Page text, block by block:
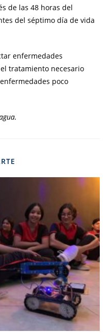
de las 48 horas del
del séptimo día de vida
enfermedades
tratamiento necesario
poco